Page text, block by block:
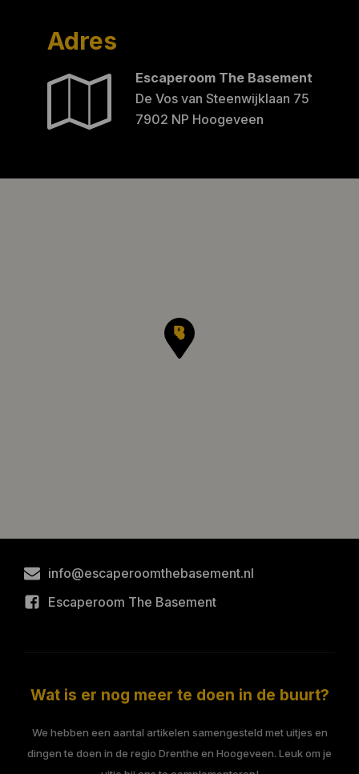
Adres
Escaperoom The Basement
De Vos van Steenwijklaan 75
7902 NP Hoogeveen
info@escaperoomthebasement.nl
Escaperoom The Basement
Wat is er nog meer te doen in de buurt?
We hebben een aantal artikelen samengesteld met uitjes en
dingen te doen in de regio Drenthe en Hoogeveen. Leuk om je